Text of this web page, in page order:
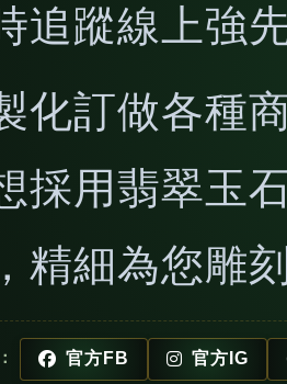
追蹤線上強
化訂做各種
採用翡翠玉
精細為您雕
官方FB 官方IG